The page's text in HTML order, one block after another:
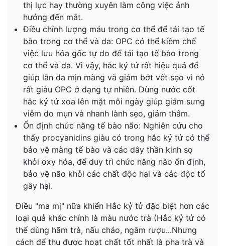
thị lực hay thường xuyên làm công việc ảnh
hưởng đến mắt.
Điều chỉnh lượng máu trong cơ thể để tái tạo tế
bào trong cơ thể và da: OPC có thể kiềm chế
việc lưu hóa gốc tự do để tái tạo tế bào trong
cơ thể và da. Vì vậy, hắc kỷ tử rất hiệu quả để
giúp làn da mịn màng và giảm bớt vết sẹo vì nó
rất giàu OPC ở dạng tự nhiên. Dùng nước cốt
hắc kỷ tử xoa lên mặt mỗi ngày giúp giảm sưng
viêm do mụn và nhanh lành sẹo, giảm thâm.
Ổn định chức năng tế bào não: Nghiên cứu cho
thấy procyanidins giàu có trong hắc kỷ tử có thể
bảo vệ màng tế bào và các dây thần kinh sọ
khỏi oxy hóa, để duy trì chức năng não ổn định,
bảo vệ não khỏi các chất độc hại và các độc tố
gây hại.
Điều "ma mị" nữa khiến Hắc kỷ tử đặc biệt hơn các
loại quả khác chính là màu nước trà (Hắc kỷ tử có
thể dùng hãm trà, nấu cháo, ngâm rượu...Nhưng
cách để thu được hoạt chất tốt nhất là pha trà và